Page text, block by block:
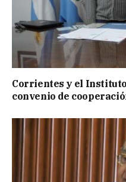
Corrientes y el
convenio de